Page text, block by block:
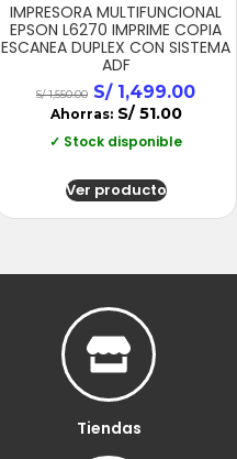
IMPRESORA MULTIFUNCIONAL
EPSON L6270 IMPRIME COPIA
ESCANEA DUPLEX CON SISTEMA
ADF
S/1,550.00 S/1,499.00
Ahorras: S/51.00
✓ Stock disponible
Ver producto
Tiendas